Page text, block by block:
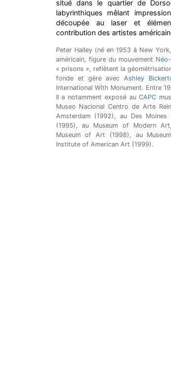
situé dans le quartier de
labyrinthiques mêlant
découpée au laser et
contribution des artistes
Peter Halley (né en 1953 à New
américain, figure du mouvement
« prisons », reflètent la
fonde et gère avecAshley
International With Monument. Entre
Il a notamment exposé auCAPC
Museo Nacional Centro de Arte
Amsterdam (1992), au Des
(1995), au Museum of Modern
Museum of Art (1998), au
Institute of American Art (1999).